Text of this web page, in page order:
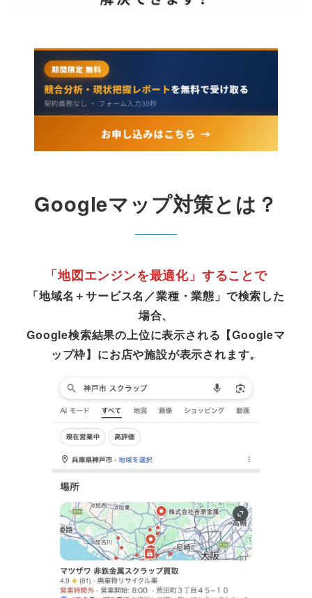
Googleマップ対策とは？
「地図エンジンを最適化」することで
「地域名＋サービス名／業種・業態」で検索した
場合、
Google検索結果の上位に表示される【Googleマ
ップ枠】にお店や施設が表示されます。